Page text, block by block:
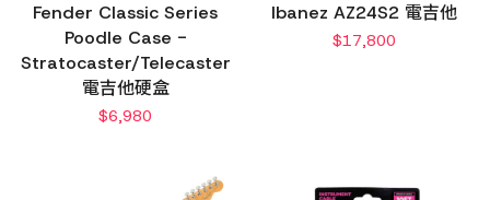
Fender Classic Series
Poodle Case -
Stratocaster/Telecaster
電吉他硬盒
$6,980
Ibanez AZ24S2 電吉他
$17,800